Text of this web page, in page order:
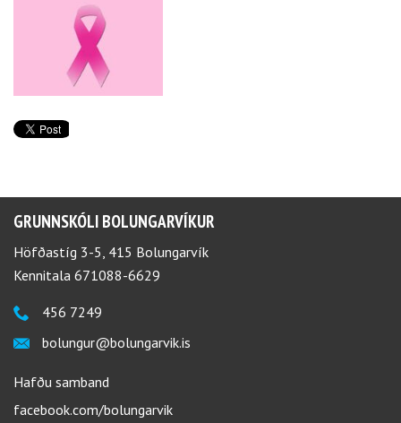
GRUNNSKÓLI BOLUNGARVÍKUR
Höfðastíg 3-5, 415 Bolungarvík
Kennitala 671088-6629
456 7249
bolungur@bolungarvik.is
Hafðu samband
facebook.com/bolungarvik